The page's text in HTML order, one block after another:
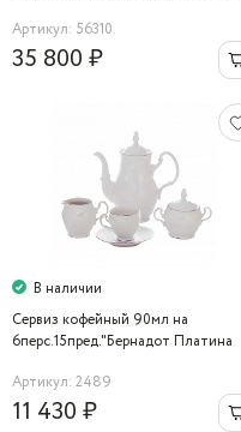
Артикул: 56310
35 800 ₽
В наличии
Сервиз кофейный 90мл на
6перс.15пред."Бернадот Платина
Артикул: 2489
11 430 ₽